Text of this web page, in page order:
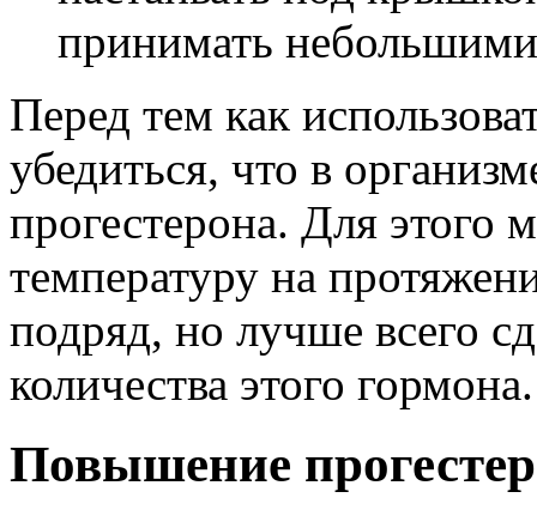
принимать
Перед тем как
убедиться, что в
прогестерона. Для этого
температуру на
подряд, но лучше всего
количества этого гормона.
Повышение